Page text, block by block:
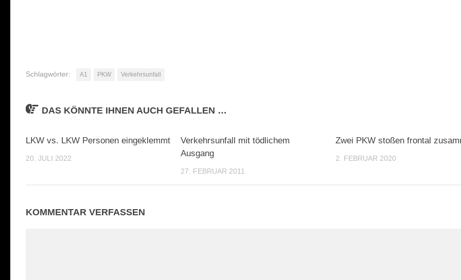
Schlagwörter: A1 PKW Verkehrsunfall
DAS KÖNNTE IHNEN AUCH GEFALLEN …
LKW vs. LKW Personen eingeklemmt
20. JULI 2022
Verkehrsunfall mit tödlichem
Ausgang
27. FEBRUAR 2011
Zwei PKW stoßen frontal
2. FEBRUAR 2020
KOMMENTAR VERFASSEN